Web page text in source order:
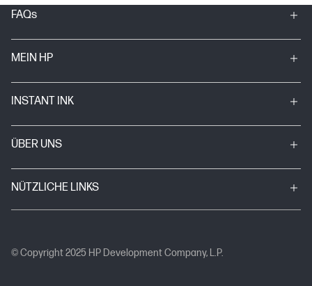
FAQs
MEIN HP
INSTANT INK
ÜBER UNS
NÜTZLICHE LINKS
© Copyright 2025 HP Development Company, L.P.